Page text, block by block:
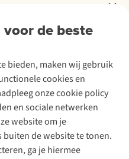
de beste
bieden, maken wij gebruik
cookies en
onze cookie policy
en sociale netwerken
website om je
de website te tonen.
ga je hiermee
us